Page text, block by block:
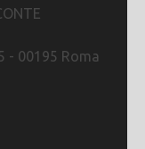
- 00195 Roma